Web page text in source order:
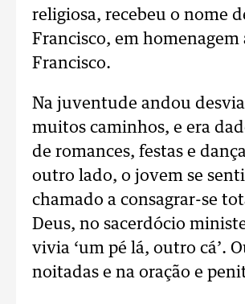
religiosa, recebeu o nome
Francisco, em homenagem
Francisco.
Na juventude andou
muitos caminhos, e era
de romances, festas e
outro lado, o jovem se
chamado a consagrar-se
Deus, no sacerdócio
vivia ‘um pé lá, outro cá’.
noitadas e na oração e